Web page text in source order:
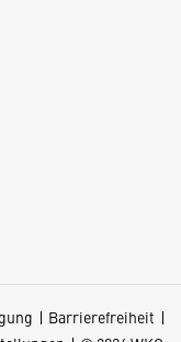
Barrierefreiheit